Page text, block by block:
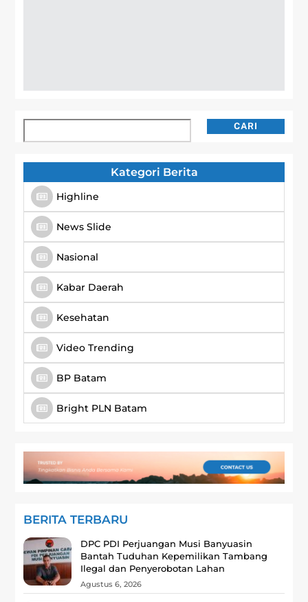
Cari CARI
Kategori Berita
Highline
News Slide
Nasional
Kabar Daerah
Kesehatan
Video Trending
BP Batam
Bright PLN Batam
BERITA TERBARU
DPC PDI Perjuangan Musi Banyuasin
Bantah Tuduhan Kepemilikan Tambang
Ilegal dan Penyerobotan Lahan
Agustus 6, 2026